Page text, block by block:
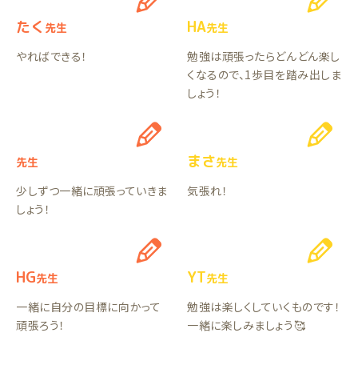
たく 先生
やればできる！
HA先生
勉強は頑張ったらどんどん楽し
くなるので、1歩目を踏み出しま
しょう！
先生
少しずつ一緒に頑張っていきま
しょう！
まさ先生
気張れ！
HG先生
一緒に自分の目標に向かって
頑張ろう！
YT先生
勉強は楽しくしていくものです！
一緒に楽しみましょう🥰